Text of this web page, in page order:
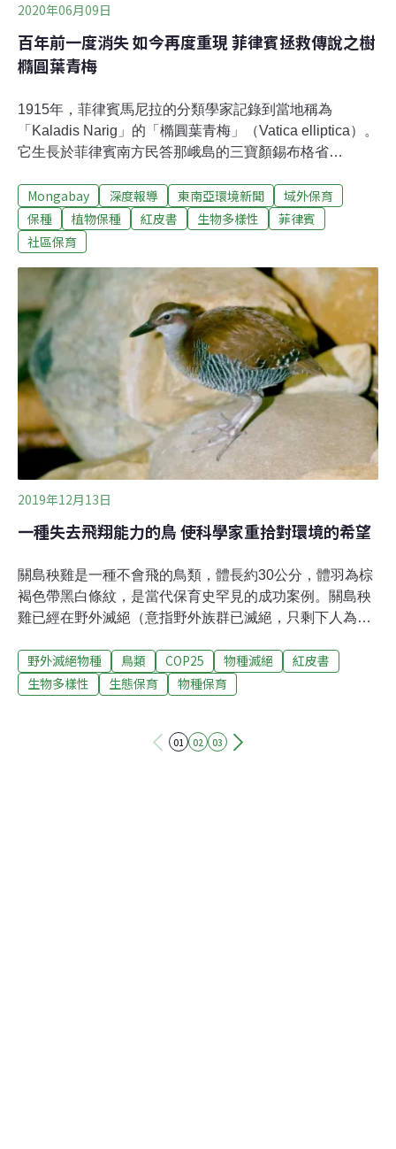
2020年06月09日
百年前一度消失 如今再度重現 菲律賓拯救傳說之樹
橢圓葉青梅
1915年，菲律賓馬尼拉的分類學家記錄到當地稱為
「Kaladis Narig」的「橢圓葉青梅」（Vatica elliptica）。
它生長於菲律賓南方民答那峨島的三寶顏錫布格省
極為高挑，是該省特有種，列為瀕危級，且100多年來都
被認為已然滅絕——直到現在。重新發現該物種的過程彷
彿大海撈針。菲律賓地熱大廠能源發展公司（EDC）於
2009年開始率先研究，並在同年創辦了全國性的瀕危植物
復育計畫（簡稱BINHI），作為該公司履行企業社會責任
的一部分。EDC的吉貝（Roniño Gibe）表示：「橢圓葉
青梅於1915年已列瀕危，我們知道它很可能已經滅絕，我
們可能在尋找一種早已不復存在的樹。」民答那峨島仍是
南菲律賓伊斯蘭長期醞釀暴動的溫床，儘管有安全上的風
險，EDC的成員仍動身前往三寶顏錫布格省，尋找傳說中
的樹。文獻顯示，這種樹可能只存
Mongabay 深度報導 東南亞環境新聞
域外保育
保種
植物保種 紅皮書 生物多樣性
菲律賓
社區保育
2019年12月13日
一種失去飛翔能力的鳥 使科學家重拾對環境的希望
關島秧雞是一種不會飛的鳥類，體長約30公分，體羽為棕
褐色帶黑白條紋，是當代保育史罕見的成功案例。關島秧
雞已經在野外滅絕（意指野外族群已滅絕，只剩下人為飼
日，牠在世界自然保育聯盟（IUCN）的受脅物種紅皮書中
的受脅程度由「野外滅絕」（Extinct in the Wild,EW）改
第二次世界大戰結束後意外引入美國關島的外來入侵種。
野外滅絕物種 鳥類 COP25 物種滅絕
紅皮書
生物多樣性
生態保育 物種保育
01 02 03